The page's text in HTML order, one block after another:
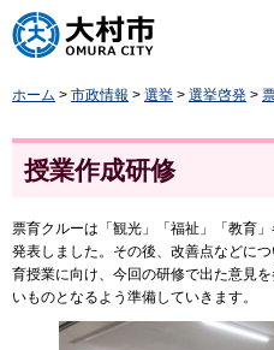
大村市
ホーム > 市政情報 > 選挙 > 選挙啓発 >
授業作成研修
票育クルーは「観光」「福祉」「教育
発表しました。その後、改善点などに
育授業に向け、今回の研修で出た意見
いものとなるよう準備していきます。